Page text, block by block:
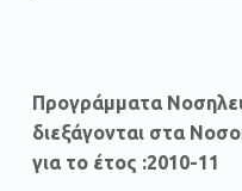
Προγράμματα
διεξάγονται στα
για το έτος :2010-11